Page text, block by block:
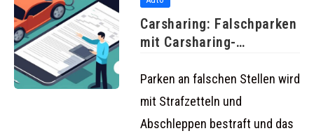
Carsharing: Falschparken
mit Carsharing-
mit herkömmlichen
Parken an falschen Stellen wird
mit Strafzetteln und
Abschleppen bestraft und das